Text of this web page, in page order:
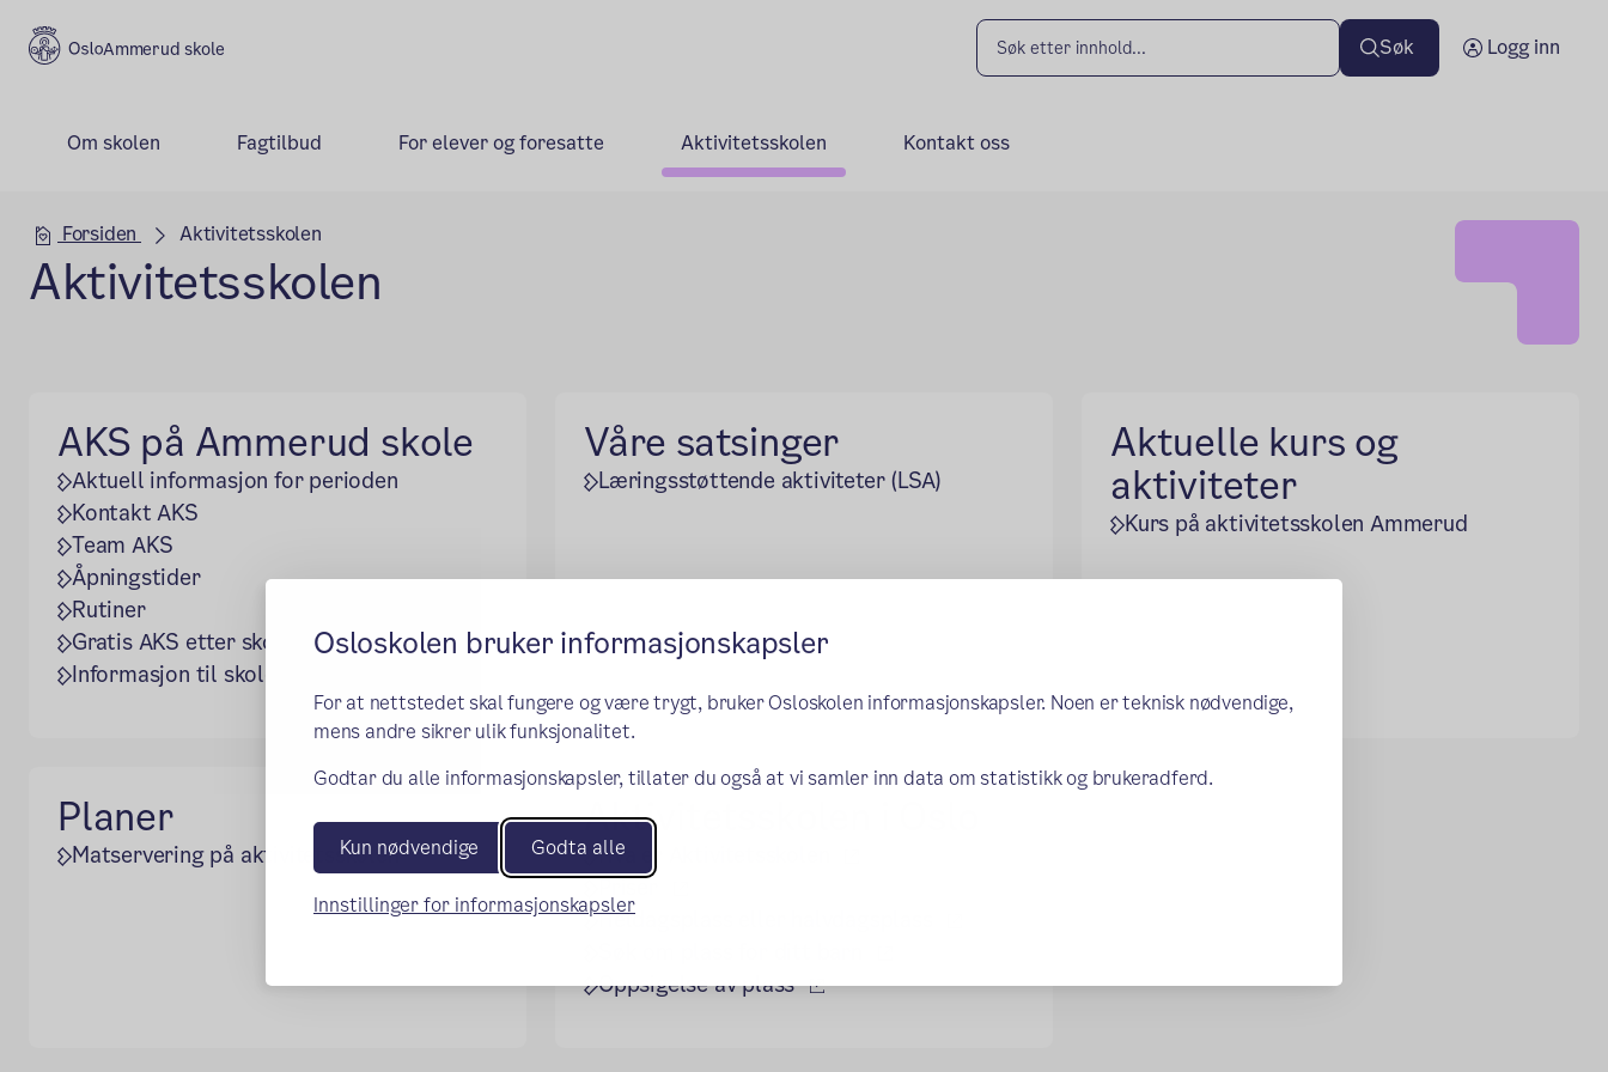
Osloskolen bruker informasjonskapsler
For at nettstedet skal fungere og være trygt, bruker Osloskolen informasjonskapsler. Noen er teknisk nødvendige,
mens andre sikrer ulik funksjonalitet.
Godtar du alle informasjonskapsler, tillater du også at vi samler inn data om statistikk og brukeradferd.
Kun nødvendige Godta alle
Innstillinger for informasjonskapsler
Ammerud skole Søk Logg inn
Om skolen Fagtilbud For elever og foresatte Aktivitetsskolen Kontakt oss
Hovedseksjon
Forsiden Aktivitetsskolen
Aktivitetsskolen
AKS på Ammerud skole
Aktuell informasjon for perioden
Kontakt AKS
Team AKS
Åpningstider
Rutiner
Gratis AKS etter skoletid
(ekstern lenke)
Informasjon til skolestartere
Våre satsinger
Læringsstøttende aktiviteter (LSA)
Aktuelle kurs og
aktiviteter
Kurs på aktivitetsskolen Ammerud
Planer
Matservering på aktivitetsskolen
Aktivitetsskolen i Oslo
Hva er Aktivitetsskolen
Priser
Heldagsplass eller halvdagsplass
Oppsigelse av plass
(ekstern lenke)